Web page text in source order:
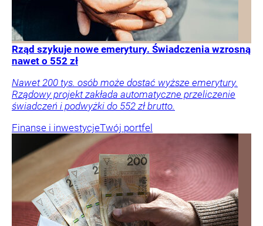
Rząd szykuje nowe emerytury. Świadczenia wzrosną
nawet o 552 zł
Nawet 200 tys. osób może dostać wyższe emerytury.
Rządowy projekt zakłada automatyczne przeliczenie
świadczeń i podwyżki do 552 zł brutto.
Finanse i inwestycjeTwój portfel